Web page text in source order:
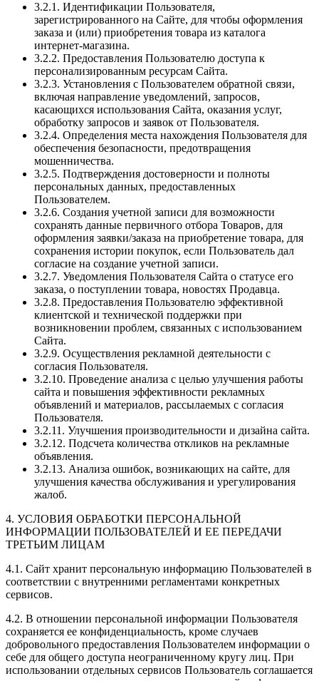
3.2.1. Идентификации Пользователя,
зарегистрированного на Сайте, для чтобы оформления
заказа и (или) приобретения товара из каталога
интернет-магазина.
3.2.2. Предоставления Пользователю доступа к
персонализированным ресурсам Сайта.
3.2.3. Установления с Пользователем обратной связи,
включая направление уведомлений, запросов,
касающихся использования Сайта, оказания услуг,
обработку запросов и заявок от Пользователя.
3.2.4. Определения места нахождения Пользователя для
обеспечения безопасности, предотвращения
мошенничества.
3.2.5. Подтверждения достоверности и полноты
персональных данных, предоставленных
Пользователем.
3.2.6. Создания учетной записи для возможности
сохранять данные первичного отбора Товаров, для
оформления заявки/заказа на приобретение товара, для
сохранения истории покупок, если Пользователь дал
согласие на создание учетной записи.
3.2.7. Уведомления Пользователя Сайта о статусе его
заказа, о поступлении товара, новостях Продавца.
3.2.8. Предоставления Пользователю эффективной
клиентской и технической поддержки при
возникновении проблем, связанных с использованием
Сайта.
3.2.9. Осуществления рекламной деятельности с
согласия Пользователя.
3.2.10. Проведение анализа с целью улучшения работы
сайта и повышения эффективности рекламных
объявлений и материалов, рассылаемых с согласия
Пользователя.
3.2.11. Улучшения производительности и дизайна сайта.
3.2.12. Подсчета количества откликов на рекламные
объявления.
3.2.13. Анализа ошибок, возникающих на сайте, для
улучшения качества обслуживания и урегулирования
жалоб.
4. УСЛОВИЯ ОБРАБОТКИ ПЕРСОНАЛЬНОЙ
ИНФОРМАЦИИ ПОЛЬЗОВАТЕЛЕЙ И ЕЕ ПЕРЕДАЧИ
ТРЕТЬИМ ЛИЦАМ
4.1. Сайт хранит персональную информацию Пользователей в
соответствии с внутренними регламентами конкретных
сервисов.
4.2. В отношении персональной информации Пользователя
сохраняется ее конфиденциальность, кроме случаев
добровольного предоставления Пользователем информации о
себе для общего доступа неограниченному кругу лиц. При
использовании отдельных сервисов Пользователь соглашается